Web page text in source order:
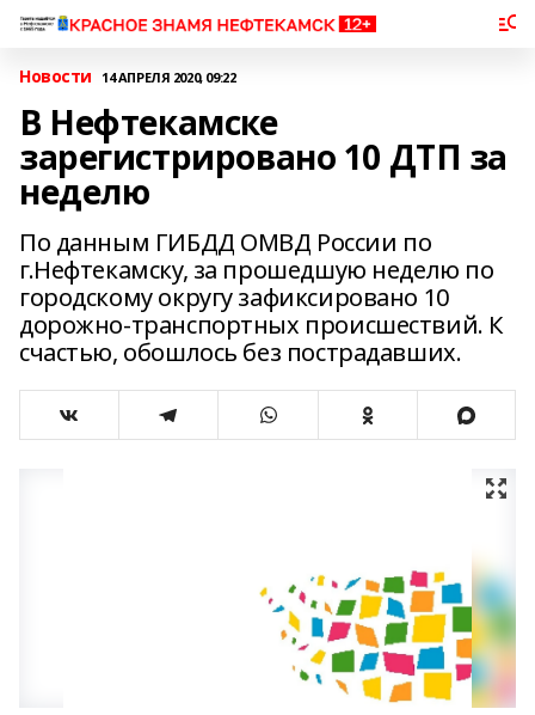
Новости 14 АПРЕЛЯ 2020, 09:22
В Нефтекамске
зарегистрировано 10 ДТП за
неделю
По данным ГИБДД ОМВД России по
г.Нефтекамску, за прошедшую неделю по
городскому округу зафиксировано 10
дорожно-транспортных происшествий. К
счастью, обошлось без пострадавших.